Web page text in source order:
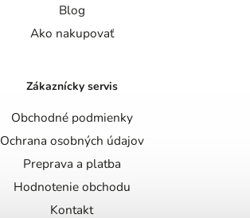
Blog
Ako nakupovať
Zákaznícky servis
Obchodné podmienky
Ochrana osobných údajov
Preprava a platba
Hodnotenie obchodu
Kontakt